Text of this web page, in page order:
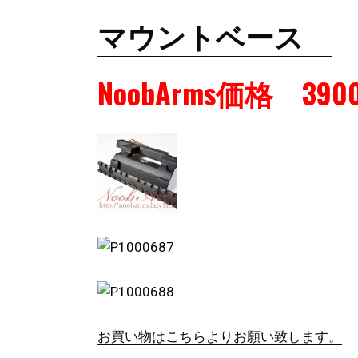
マウントベース
NoobArms価格
お買い物はこちらよりお願い致します。